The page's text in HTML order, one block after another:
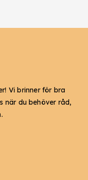
Vi brinner för bra
när du behöver råd,